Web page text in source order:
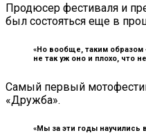
Продюсер фестиваля и
был состояться еще в
«Но вообще, таким образом
не так уж оно и плохо, что
Самый первый
«Дружба».
«Мы за эти годы научились